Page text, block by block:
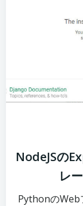
NodeJSの
レ
PythonのWeb